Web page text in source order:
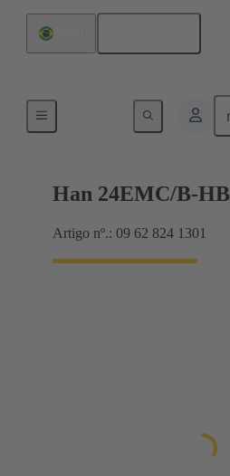
Para alta compatibilidade
Han 24EMC/B-
Artigo nº.: 09 62 824 1301